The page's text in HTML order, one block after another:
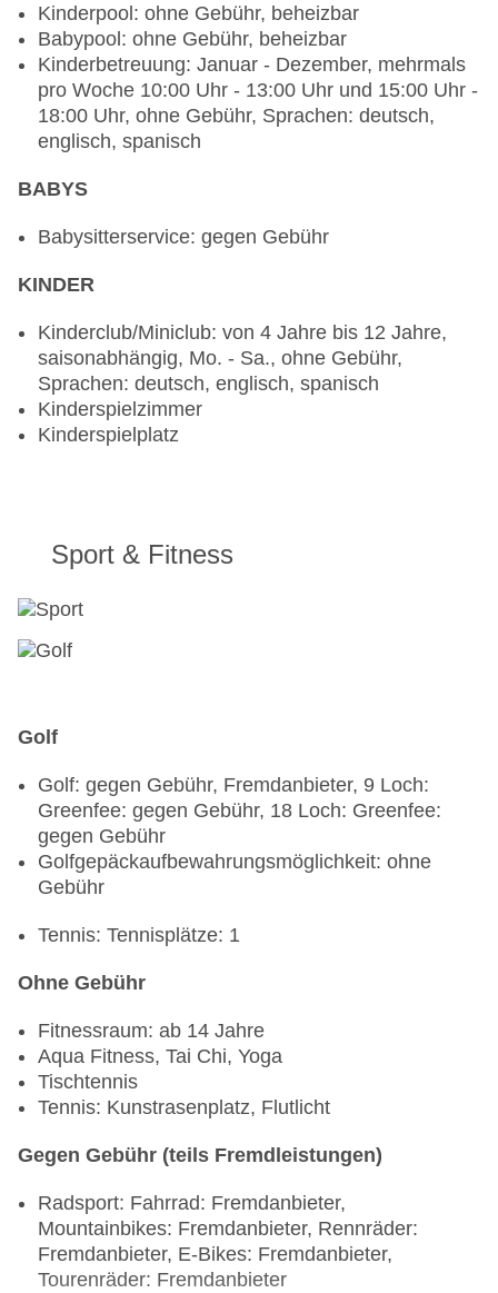
vegane Gerichte: ohne Gebühr, Anfrage
notwendig, Vollwertkost: ohne Gebühr, Anfrage
notwendig, Buffet, Menüwahl, angemessene
Kleidung erwünscht
Restaurant „Il Giardino“: Küche: italienisch, à la
carte, Reservierung notwendig, gegen Gebühr,
saisonabhängig, angemessene Kleidung
erwünscht
carte, Reservierung notwendig, gegen Gebühr,
erwünscht
Poolbar Outdoor „Africano“: gegen Gebühr
Salonbar: gegen Gebühr
Kinderpool: ohne Gebühr, beheizbar
Babypool: ohne Gebühr, beheizbar
Kinderbetreuung: Januar - Dezember, mehrmals
pro Woche 10:00 Uhr - 13:00 Uhr und 15:00 Uhr -
18:00 Uhr, ohne Gebühr, Sprachen: deutsch,
englisch, spanisch
BABYS
Babysitterservice: gegen Gebühr
KINDER
Kinderclub/Miniclub: von 4 Jahre bis 12 Jahre,
saisonabhängig, Mo. - Sa., ohne Gebühr,
Sprachen: deutsch, englisch, spanisch
Kinderspielzimmer
Kinderspielplatz
Sport & Fitness
Golf
Golf: gegen Gebühr, Fremdanbieter, 9 Loch:
Greenfee: gegen Gebühr, 18 Loch: Greenfee:
gegen Gebühr
Golfgepäckaufbewahrungsmöglichkeit: ohne
Gebühr
Tennis: Tennisplätze: 1
Ohne Gebühr
Fitnessraum: ab 14 Jahre
Aqua Fitness, Tai Chi, Yoga
Tischtennis
Tennis: Kunstrasenplatz, Flutlicht
Gegen Gebühr (teils Fremdleistungen)
Radsport: Fahrrad: Fremdanbieter,
Mountainbikes: Fremdanbieter, Rennräder:
Fremdanbieter, E-Bikes: Fremdanbieter,
Tourenräder: Fremdanbieter